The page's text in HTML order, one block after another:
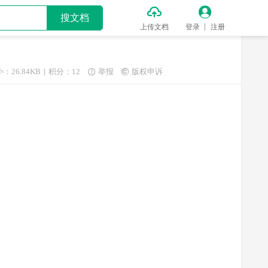
搜文档 
上传文档

登录 注册
：26.84KB 积分：12  举报  版权申诉